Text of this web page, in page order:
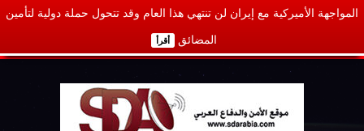
المواجهة الأميركية مع إيران لن تنتهي هذا العام وقد تتحول حملة دولية لتأمين
المضائق أقرأ